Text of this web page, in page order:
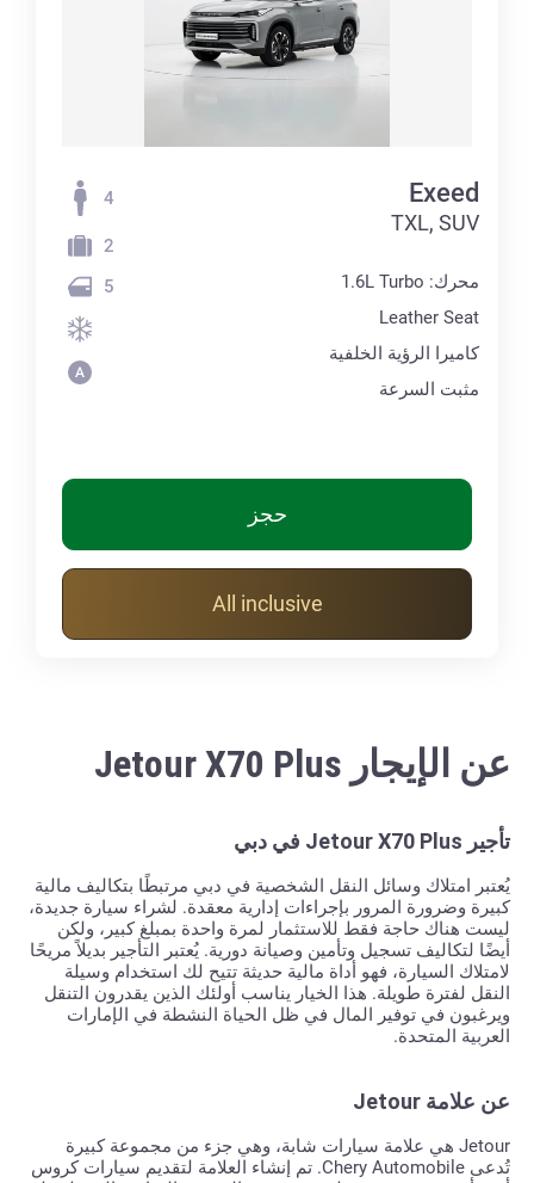
Exeed
TXL, SUV
محرك: 1.6L Turbo
Leather Seat
كاميرا الرؤية الخلفية
مثبت السرعة
4
2
5
حجز
All inclusive
عن الإيجار Jetour X70 Plus
تأجير Jetour X70 Plus في دبي
يُعتبر امتلاك وسائل النقل الشخصية في دبي مرتبطًا بتكاليف مالية
كبيرة وضرورة المرور بإجراءات إدارية معقدة. لشراء سيارة جديدة،
ليست هناك حاجة فقط للاستثمار لمرة واحدة بمبلغ كبير، ولكن
أيضًا لتكاليف تسجيل وتأمين وصيانة دورية. يُعتبر التأجير بديلاً مريحًا
لامتلاك السيارة، فهو أداة مالية حديثة تتيح لك استخدام وسيلة
النقل لفترة طويلة. هذا الخيار يناسب أولئك الذين يقدرون التنقل
ويرغبون في توفير المال في ظل الحياة النشطة في الإمارات
العربية المتحدة.
عن علامة Jetour
Jetour هي علامة سيارات شابة، وهي جزء من مجموعة كبيرة
تُدعى Chery Automobile. تم إنشاء العلامة لتقديم سيارات كروس